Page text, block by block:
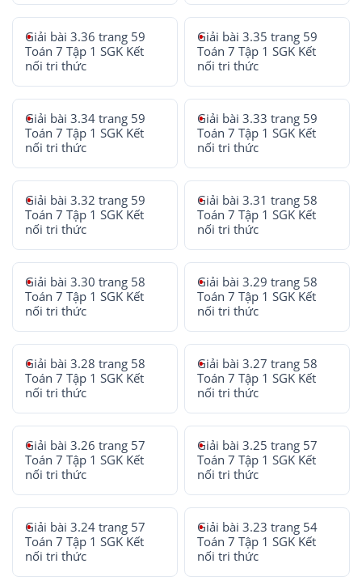
Giải bài 3.36 trang 59
Toán 7 Tập 1 SGK Kết
nối tri thức
Giải bài 3.35 trang 59
Toán 7 Tập 1 SGK Kết
nối tri thức
Giải bài 3.34 trang 59
Toán 7 Tập 1 SGK Kết
nối tri thức
Giải bài 3.33 trang 59
Toán 7 Tập 1 SGK Kết
nối tri thức
Giải bài 3.32 trang 59
Toán 7 Tập 1 SGK Kết
nối tri thức
Giải bài 3.31 trang 58
Toán 7 Tập 1 SGK Kết
nối tri thức
Giải bài 3.30 trang 58
Toán 7 Tập 1 SGK Kết
nối tri thức
Giải bài 3.29 trang 58
Toán 7 Tập 1 SGK Kết
nối tri thức
Giải bài 3.28 trang 58
Toán 7 Tập 1 SGK Kết
nối tri thức
Giải bài 3.27 trang 58
Toán 7 Tập 1 SGK Kết
nối tri thức
Giải bài 3.26 trang 57
Toán 7 Tập 1 SGK Kết
nối tri thức
Giải bài 3.25 trang 57
Toán 7 Tập 1 SGK Kết
nối tri thức
Giải bài 3.24 trang 57
Toán 7 Tập 1 SGK Kết
nối tri thức
Giải bài 3.23 trang 54
Toán 7 Tập 1 SGK Kết
nối tri thức